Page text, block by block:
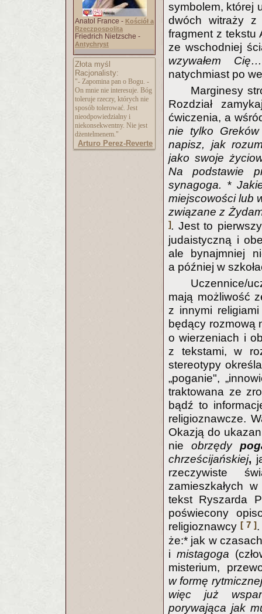
Anatol France - Kościół a
Rzeczpospolita
Friedrich Nietzsche -
Antychryst
Złota myśl
Racjonalisty:
"- Zapomina pan o Bogu. -
On mnie nie interesuje. Bóg
toleruje rzeczy, których nie
sposób tolerować. Jest
nieodpowiedzialny i
niekonsekwentny. Nie jest
dżentelmenem."
Arturo Perez-Reverte
symbolem, której
dwóch witraży
fragment z
ze wschodniej
wzywałem
natychmiast po
Marginesy
Rozdział
ćwiczenia, a
nie tylko
napisz, jak
jako swoje
Na podstawie
synagoga. *
miejscowości lub
związane z
].Jest to
judaistyczną i
ale bynajmniej
a później w
Uczennice/
mają możliwość
z innymi
będący rozmową
o wierzeniach i
z tekstami, w
stereotypy
„poganie",
traktowana ze
bądź to
religioznawcze.
Okazją do
nie obrzędy
chrześcijańskiej,
rzeczywiste
zamieszkałych
tekst Ryszarda
poświecony
religioznawcy [ 7 ]
że:* jak w
i mistagoga
misterium,
w formę
więc już
porywająca jak